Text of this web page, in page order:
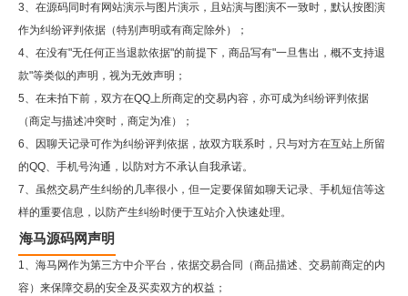
3、在源码同时有网站演示与图片演示，且站演与图演不一致时，默认按图演
作为纠纷评判依据（特别声明或有商定除外）；
4、在没有"无任何正当退款依据"的前提下，商品写有"一旦售出，概不支持退
款"等类似的声明，视为无效声明；
5、在未拍下前，双方在QQ上所商定的交易内容，亦可成为纠纷评判依据
（商定与描述冲突时，商定为准）；
6、因聊天记录可作为纠纷评判依据，故双方联系时，只与对方在互站上所留
的QQ、手机号沟通，以防对方不承认自我承诺。
7、虽然交易产生纠纷的几率很小，但一定要保留如聊天记录、手机短信等这
样的重要信息，以防产生纠纷时便于互站介入快速处理。
海马源码网声明
1、海马网作为第三方中介平台，依据交易合同（商品描述、交易前商定的内
容）来保障交易的安全及买卖双方的权益；